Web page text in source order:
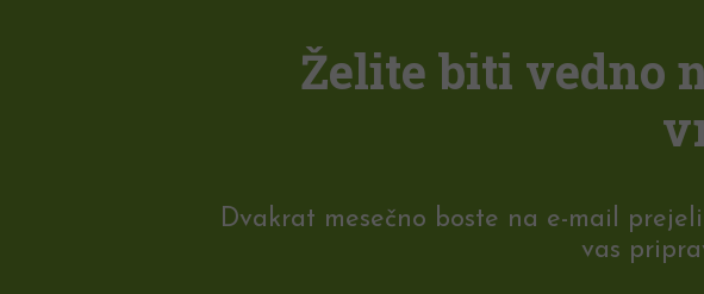
Želite biti vedno
Dvakrat mesečno boste na e-mail
vas